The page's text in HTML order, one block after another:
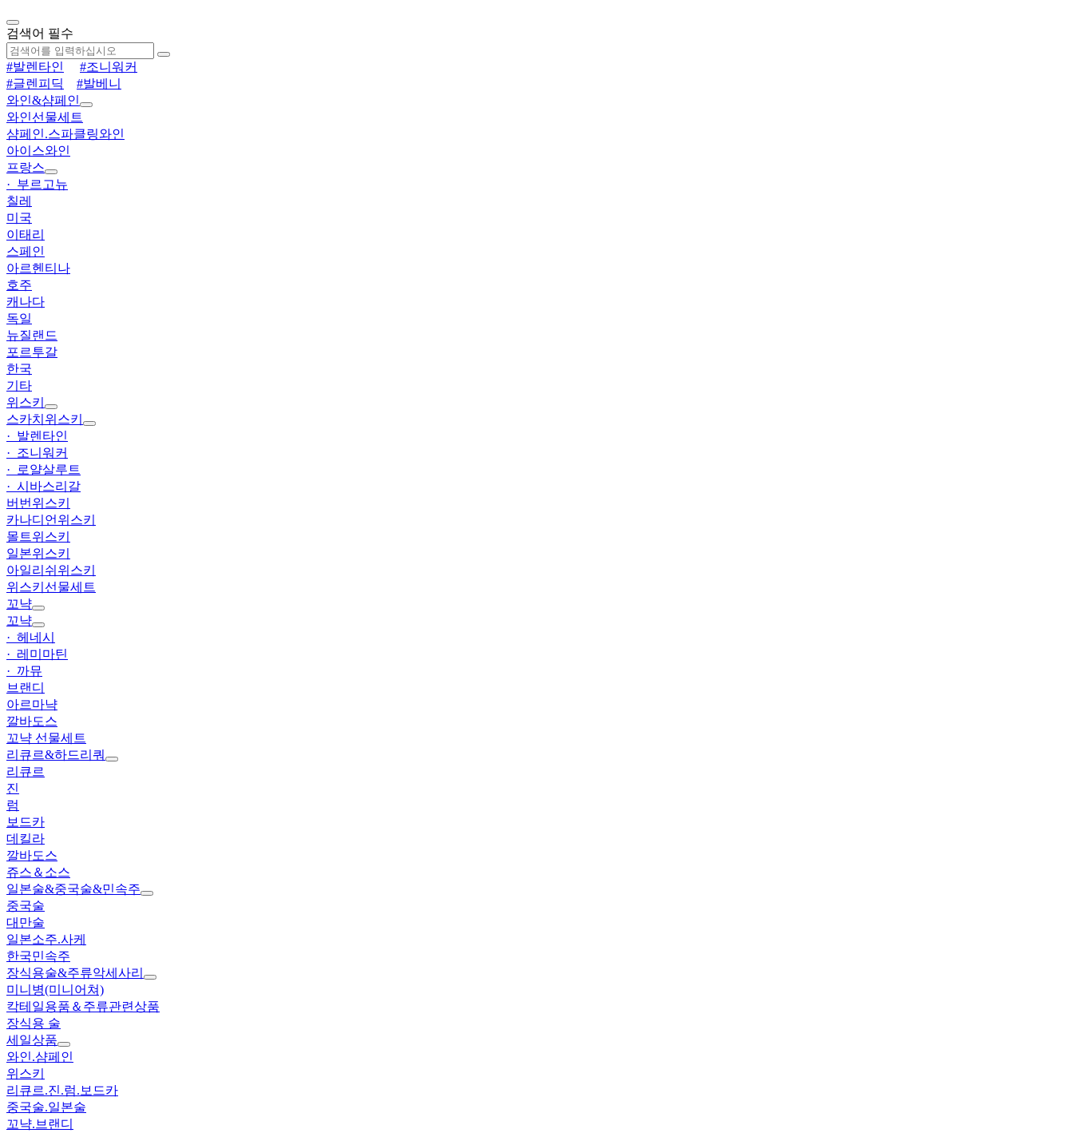
검색어 필수
#발렌타인
#조니워커
#글렌피딕
#발베니
와인&샴페인
와인선물세트
샴페인.스파클링와인
아이스와인
프랑스
· 부르고뉴
칠레
미국
이태리
스페인
아르헨티나
호주
캐나다
독일
뉴질랜드
포르투갈
한국
기타
위스키
스카치위스키
· 발렌타인
· 조니워커
· 로얄살루트
· 시바스리갈
버번위스키
카나디언위스키
몰트위스키
일본위스키
아일리쉬위스키
위스키선물세트
꼬냑
꼬냑
· 헤네시
· 레미마틴
· 까뮤
브랜디
아르마냑
깔바도스
꼬냑 선물세트
리큐르&하드리쿼
리큐르
진
럼
보드카
데킬라
깔바도스
쥬스＆소스
일본술&중국술&민속주
중국술
대만술
일본소주.사케
한국민속주
장식용술&주류악세사리
미니병(미니어쳐)
칵테일용품＆주류관련상품
장식용 술
세일상품
와인.샴페인
위스키
리큐르.진.럼.보드카
중국술.일본술
꼬냑.브랜디